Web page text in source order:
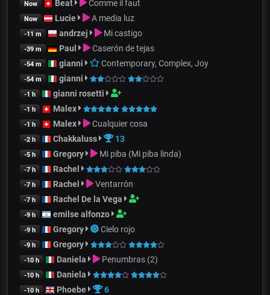
Now Beat Comme il faut
Now Lucie A media luz
-11 m andrzej Mi castigo
-39 m Paul Caserón de tejas
-54 m gianni Contemporary, Complex, Joy
-54 m gianni
-1 h gianni rosetti
-1 h Malex
-1 h Malex Cualquier cosa
-2 h Chakkaluss 13
-5 h Gregory Mi piba (Mi piba linda)
-7 h Rachel
-7 h Rachel Ventarrón
-7 h Rachel De la Vega
-9 h emilse alfonzo
-9 h Gregory Cielo rojo
-9 h Gregory
-10 h Daniela Penumbras (2)
-10 h Daniela
-10 h Phoebe 6